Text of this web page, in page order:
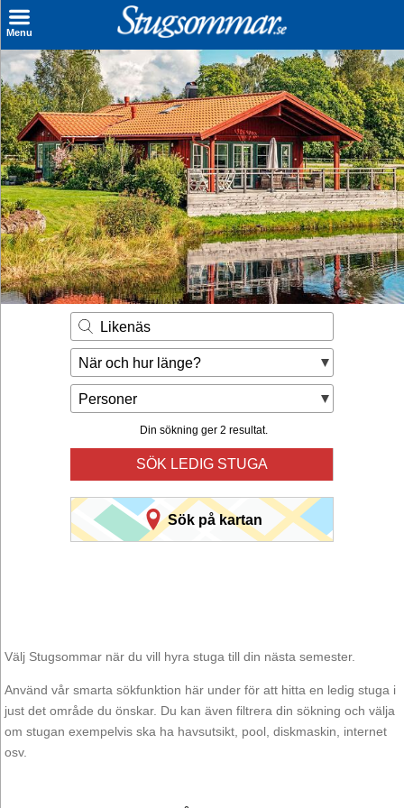
Menu
Sök stuga
Sista Minuten
Genvägar
Inspiration
Kontakt
Husägare
Se hur mycket du kan tjäna
Räkna ut din
hyresintäkt
Likenäs
När och hur länge?
Personer
Din sökning ger 2 resultat.
SÖK LEDIG STUGA
Sök på kartan
Välj Stugsommar när du vill hyra stuga till din nästa semester.
Använd vår smarta sökfunktion här under för att hitta en ledig stuga i
just det område du önskar. Du kan även filtrera din sökning och välja
om stugan exempelvis ska ha havsutsikt, pool, diskmaskin, internet
osv.